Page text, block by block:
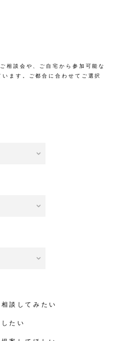
相談会や、ご自宅から参加可能な
ます。ご都合に合わせてご選択
談してみたい
たい